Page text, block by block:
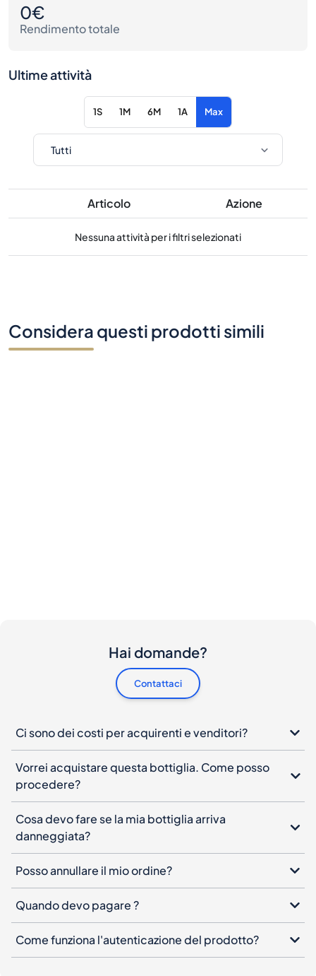
0€
Rendimento totale
Ultime attività
1S 1M 6M 1A Max
Articolo Azione
Nessuna attività per i filtri selezionati
Considera questi prodotti simili
Hai domande?
Contattaci
Ci sono dei costi per acquirenti e venditori?
Vorrei acquistare questa bottiglia. Come posso
procedere?
Cosa devo fare se la mia bottiglia arriva
danneggiata?
Posso annullare il mio ordine?
Quando devo pagare ?
Come funziona l'autenticazione del prodotto?